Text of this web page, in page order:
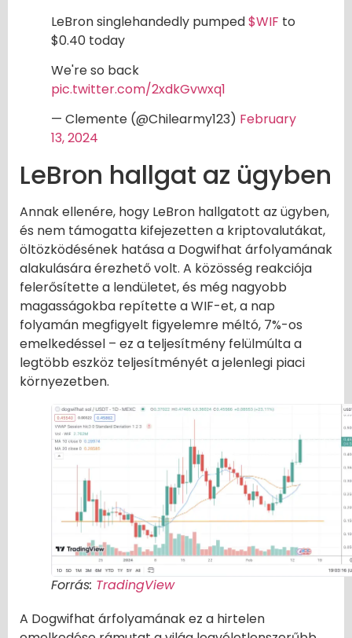
LeBron singlehandedly pumped$WIF to
$0.40 today
We're so back
pic.twitter.com/2xdkGvwxq1
— Clemente (@Chilearmy123) February
13, 2024
LeBron hallgat az ügyben
Annak ellenére, hogy LeBron hallgatott az ügyben,
és nem támogatta kifejezetten a kriptovalutákat,
öltözködésének hatása a Dogwifhat árfolyamának
alakulására érezhető volt. A közösség reakciója
felerősítette a lendületet, és még nagyobb
magasságokba repítette a WIF-et, a nap
folyamán megfigyelt figyelemre méltó, 7%-os
emelkedéssel – ez a teljesítmény felülmúlta a
legtöbb eszköz teljesítményét a jelenlegi piaci
környezetben.
Forrás: TradingView
A Dogwifhat árfolyamának ez a hirtelen